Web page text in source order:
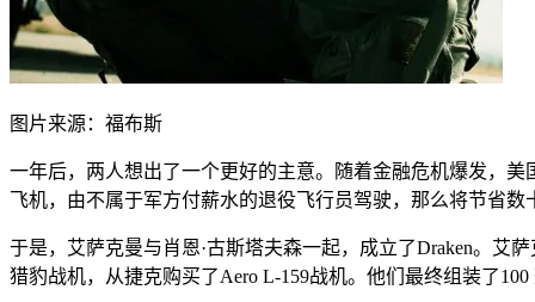
图片来源：福布斯
一年后，两人想出了一个更好的主意。随着金融危机爆发，
飞机，由不属于军方付薪水的退役飞行员驾驶，那么将节省
于是，艾萨克曼与肖恩·古斯塔夫森一起，成立了Draken。艾
猎豹战机，从捷克购买了Aero L-159战机。他们最终组装了